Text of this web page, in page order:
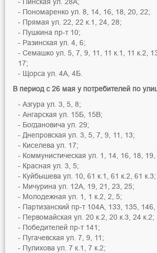
Пономаренко ул. 8, 14, 16, 18, 20, 22;
Прямая ул. 22, 22 к.1, 24, 28;
Пушкина пр-т 10;
Разинская ул. 4, 6;
Семашко ул. 5, 7, 9, 11, 11 к.1, 11 к.2,
17;
Щорса ул. 4А, 4Б.
В период с 26 мая у потребителей по
Азгура ул. 3, 5, 8;
Ангарская ул. 15Б, 15В;
Богдановича ул. 29;
Днепровская ул. 3, 5, 7, 9, 11, 13;
Киселева ул. 17;
Коммунистическая ул. 1, 14, 16, 18, 19,
Красная ул. 3, 5;
Куйбышева ул. 10, 61 к.1, 61 к.2, 61 к.3;
Мичурина ул. 12А, 19, 21, 23, 25;
Молодежная ул. 1, 1 к.2, 2, 5;
Партизанский пр-т 104А, 133, 135,
Первомайская ул. 20 к.2, 20 к.3, 24 к.2;
Победителей пр-т 141;
Пугачевская ул. 7, 9, 11;
Пулихова ул. 7 к.1, 7 к.2;